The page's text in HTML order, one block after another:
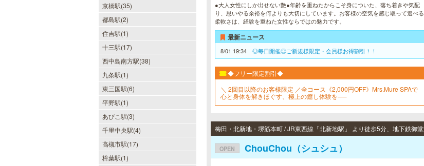
京橋駅(35)
都島駅(2)
住吉駅(1)
十三駅(17)
西中島南方駅(38)
九条駅(1)
東三国駅(6)
平野駅(1)
あびこ駅(3)
千里中央駅(4)
高槻市駅(17)
樟葉駅(1)
うにくつろいで、暖かな母の愛に包
まれて下さい。心身ともの安らぎと
最高の癒しが貴方を待っています。
ヒルガオ
30代40代50代のミセスが日常を忘
れ、限られた時間の中で、時にプロ
フェッショナルに、時に恋人らしく
大人セラピストの魅力を存分に発揮
●大人女性にしか出せない艶●年齢を重ねたからこそ身についた、落ち着きや気配
り、思いやる余裕を何よりも大切にしています。お客様の空気を感じ取って選べる
柔軟さは、経験を重ねた女性ならではの魅力です。
最新ニュース
8/01 19:34 ◎毎日開催◎ご新規様限定・会員様お得割引！！
◆フリー限定割引◆
＼ 2回目以降のお客様限定 ／全コース《2,000円OFF》Mrs.Mure SPAで
心と身体を解きほぐす、極上の癒し体験を──
OPEN ChouChou（シュシュ）